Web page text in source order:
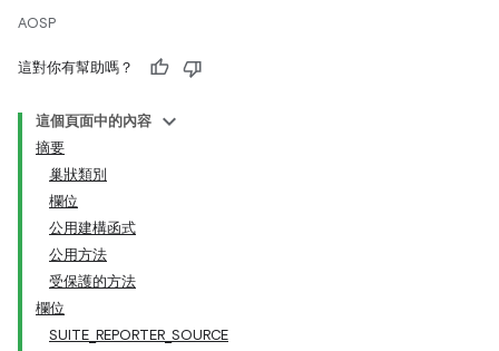
AOSP
這對你有幫助嗎？
這個頁面中的內容
摘要
巢狀類別
欄位
公用建構函式
公用方法
受保護的方法
欄位
SUITE_REPORTER_SOURCE